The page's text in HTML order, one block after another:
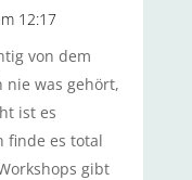
12:17
von dem
nie was gehört,
ist es
finde es total
gibt